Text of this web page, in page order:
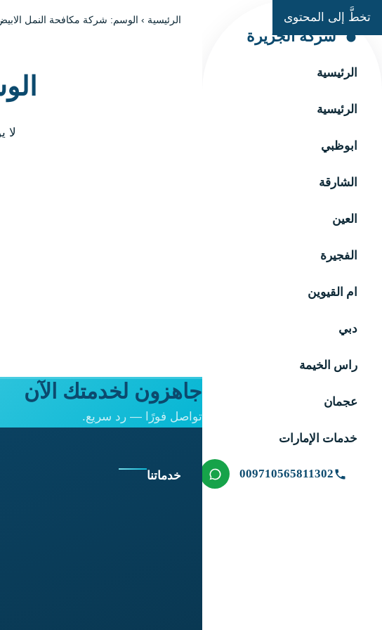
تخطَّ إلى المحتوى
شركة الجزيرة
الرئيسية
الرئيسية
ابوظبي
الشارقة
العين
الفجيرة
ام القيوين
دبي
راس الخيمة
عجمان
خدمات الإمارات
009710565811302
الرئيسية › الوسم: شركة مكافحة النمل
لا
جاهزون لخدمتك الآن
تواصل فورًا — رد سريع.
خدماتنا